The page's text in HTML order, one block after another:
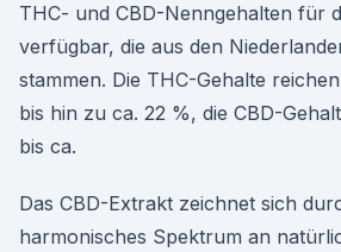
THC- und CBD-Nenngehalten für
verfügbar, die aus den
stammen. Die THC-Gehalte
bis hin zu ca. 22 %, die CBD-
bis ca.
Das CBD-Extrakt zeichnet sich
harmonisches Spektrum an